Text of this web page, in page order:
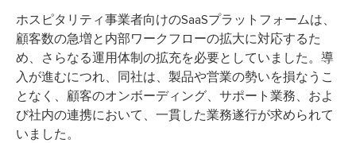
ホスピタリティ事業者向けのSaaSプラットフォームは、
顧客数の急増と内部ワークフローの拡大に対応するた
め、さらなる運用体制の拡充を必要としていました。導
入が進むにつれ、同社は、製品や営業の勢いを損なうこ
となく、顧客のオンボーディング、サポート業務、およ
び社内の連携において、一貫した業務遂行が求められて
いました。